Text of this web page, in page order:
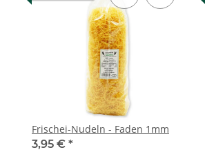
Frischei-Nudeln - Faden 1mm
3,95 € *